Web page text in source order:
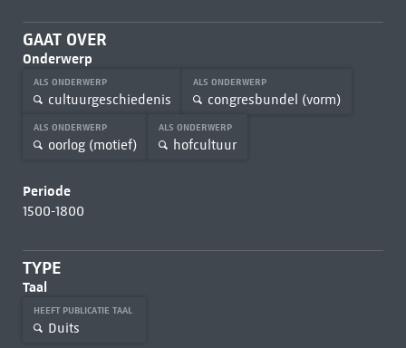
GAAT OVER
Onderwerp
ALS ONDERWERP
cultuurgeschiedenis
ALS ONDERWERP
congresbundel (vorm)
ALS ONDERWERP
oorlog (motief)
ALS ONDERWERP
hofcultuur
Periode
1500-1800
TYPE
Taal
HEEFT PUBLICATIE TAAL
Duits